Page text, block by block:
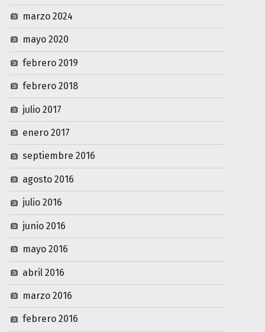
marzo 2024
mayo 2020
febrero 2019
febrero 2018
julio 2017
enero 2017
septiembre 2016
agosto 2016
julio 2016
junio 2016
mayo 2016
abril 2016
marzo 2016
febrero 2016